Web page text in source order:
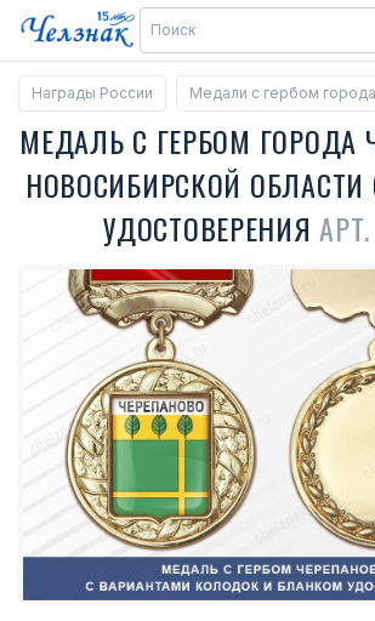
Награды России Медали с гербом города
МЕДАЛЬ С ГЕРБОМ ГОРОДА
НОВОСИБИРСКОЙ
УДОСТОВЕРЕНИЯ